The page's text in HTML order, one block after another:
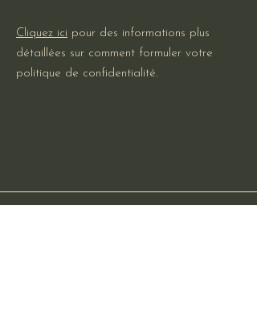
Cliquez ici pour des informations plus
détaillées sur comment formuler votre
politique de confidentialité.